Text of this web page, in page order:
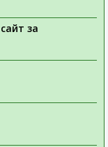
за